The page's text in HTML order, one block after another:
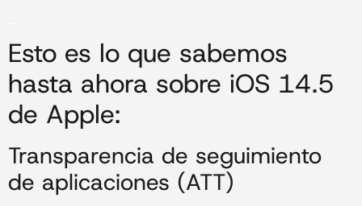
Esto es lo que sabemos
hasta ahora sobre iOS 14.5
de Apple:
Transparencia de seguimiento
de aplicaciones (ATT)